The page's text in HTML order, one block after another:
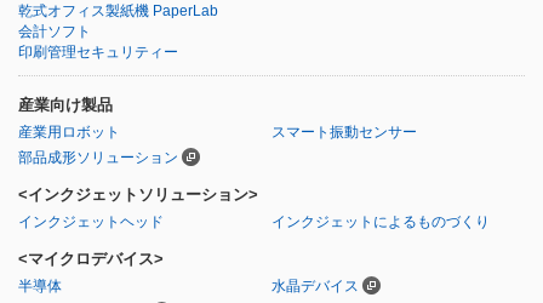
乾式オフィス製紙機 PaperLab
会計ソフト
印刷管理セキュリティー
産業向け製品
産業用ロボット
スマート振動センサー
部品成形ソリューション
<インクジェットソリューション>
インクジェットヘッド インクジェットによるものづくり
<マイクロデバイス>
半導体 水晶デバイス